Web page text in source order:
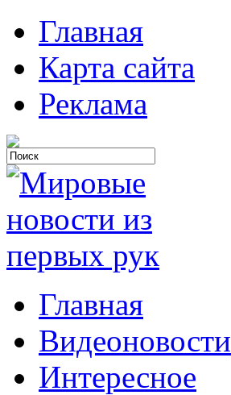
Главная
Карта сайта
Реклама
Главная
Видеоновости
Интересное